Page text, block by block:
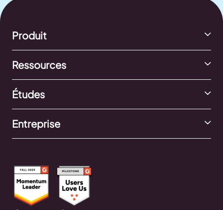
Produit
Ressources
Études
Entreprise